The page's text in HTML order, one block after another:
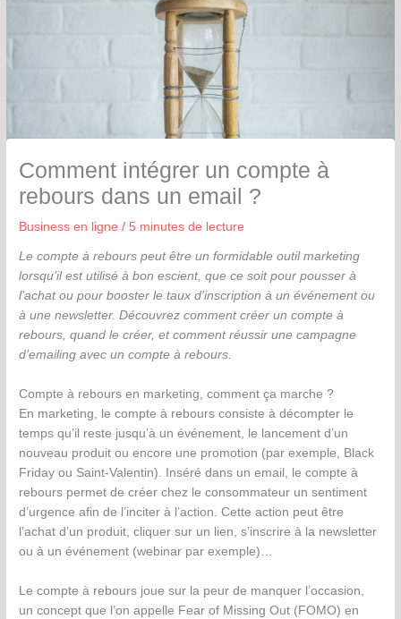
Comment intégrer un compte à
rebours dans un email ?
Business en ligne / 5 minutes de lecture
Le compte à rebours peut être un formidable outil marketing
lorsqu’il est utilisé à bon escient, que ce soit pour pousser à
l’achat ou pour booster le taux d’inscription à un événement ou
à une newsletter. Découvrez comment créer un compte à
rebours, quand le créer, et comment réussir une campagne
d’emailing avec un compte à rebours.
Compte à rebours en marketing, comment ça marche ?
En marketing, le compte à rebours consiste à décompter le
temps qu’il reste jusqu’à un événement, le lancement d’un
nouveau produit ou encore une promotion (par exemple, Black
Friday ou Saint-Valentin). Inséré dans un email, le compte à
rebours permet de créer chez le consommateur un sentiment
d’urgence afin de l’inciter à l’action. Cette action peut être
l’achat d’un produit, cliquer sur un lien, s’inscrire à la newsletter
ou à un événement (webinar par exemple)…
Le compte à rebours joue sur la peur de manquer l’occasion,
un concept que l’on appelle Fear of Missing Out (FOMO) en